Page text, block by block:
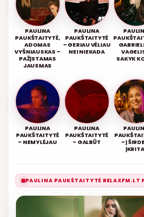
PAULINA
PAUKŠTAITYTĖ,
ADOMAS
VYŠNIAUSKAS –
PAŽĮSTAMAS
JAUSMAS
PAULINA
PAUKŠTAITYTĖ
– GERIAU VĖLIAU
NEI NIEKADA
SAKYK
PAULINA
PAUKŠTAITYTĖ
– NEMYLĖJAU
PAULINA
PAUKŠTAITYTĖ
– GALBŪT
– Į
PAULINA PAUKŠTAITYTĖ RELAXFM.LT